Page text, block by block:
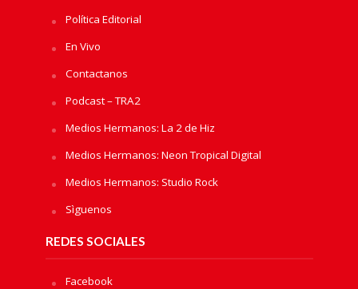
Política Editorial
En Vivo
Contactanos
Podcast – TRA2
Medios Hermanos: La 2 de Hiz
Medios Hermanos: Neon Tropical Digital
Medios Hermanos: Studio Rock
Sìguenos
REDES SOCIALES
Facebook